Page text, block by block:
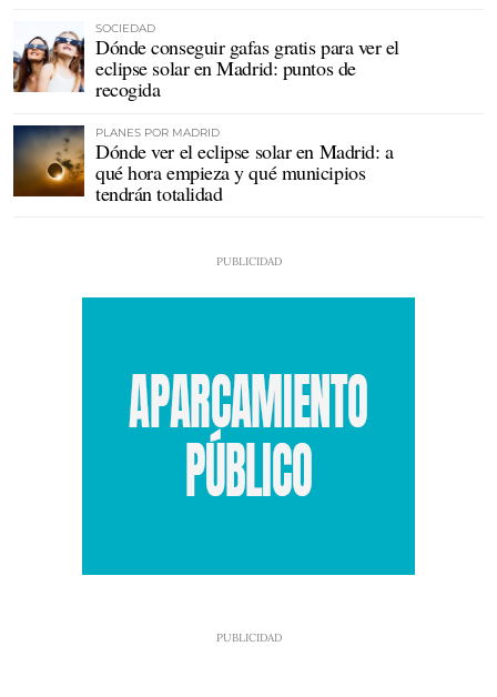
SOCIEDAD
Dónde conseguir gafas gratis para ver el
eclipse solar en Madrid: puntos de
recogida
PLANES POR MADRID
Dónde ver el eclipse solar en Madrid: a
qué hora empieza y qué municipios
tendrán totalidad